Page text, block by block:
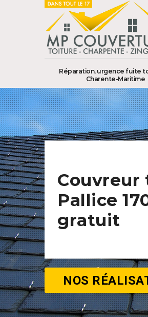
Réparation, urgence fuite
Charente-Maritime
Couvreur
Pallice
gratuit
NOS